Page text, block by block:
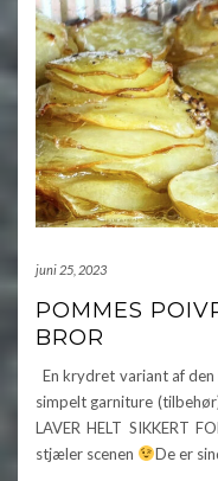
juni 25, 2023
POMMES
BROR
En krydret variant af
simpelt garniture
LAVER HELT SIKKERT
stjæler scenen
De er